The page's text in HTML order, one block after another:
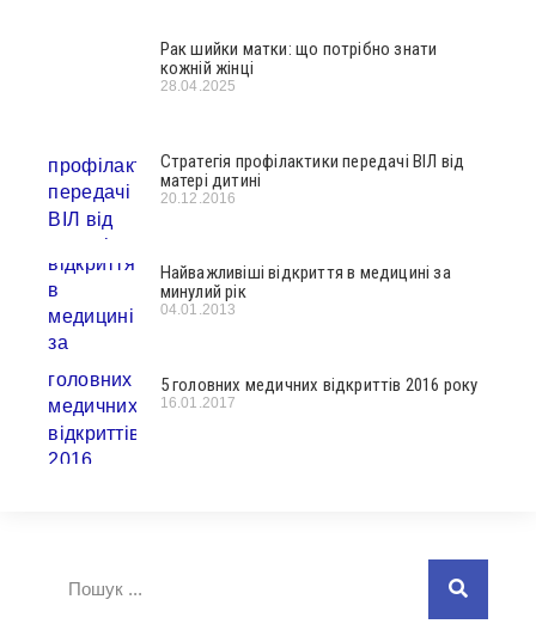
Рак шийки матки: що потрібно знати
кожній жінці
28.04.2025
Стратегія профілактики передачі ВІЛ від
матері дитині
20.12.2016
Найважливіші відкриття в медицині за
минулий рік
04.01.2013
5 головних медичних відкриттів 2016 року
16.01.2017